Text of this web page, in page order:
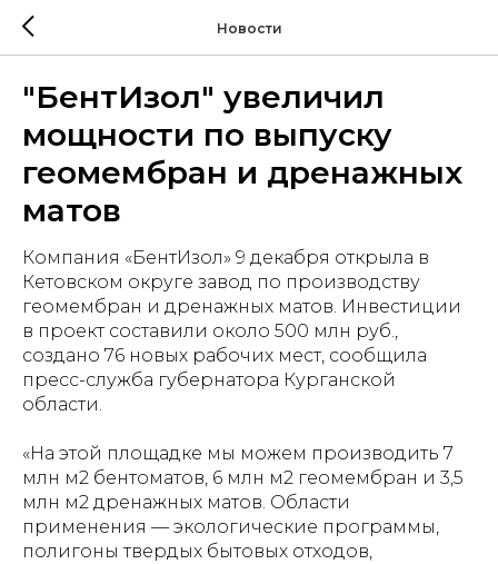
Новости
"БентИзол" увеличил
мощности по выпуску
геомембран и дренажных
матов
Компания «БентИзол» 9 декабря открыла в
Кетовском округе завод по производству
геомембран и дренажных матов. Инвестиции
в проект составили около 500 млн руб.,
создано 76 новых рабочих мест, сообщила
пресс-служба губернатора Курганской
области.
«На этой площадке мы можем производить 7
млн м2 бентоматов, 6 млн м2 геомембран и 3,5
млн м2 дренажных матов. Области
применения — экологические программы,
полигоны твердых бытовых отходов,